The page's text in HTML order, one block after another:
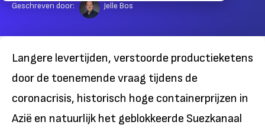
Geschreven door: Jelle Bos
Langere levertijden, verstoorde productieketens
door de toenemende vraag tijdens de
coronacrisis, historisch hoge containerprijzen in
Azië en natuurlijk het geblokkeerde Suezkanaal